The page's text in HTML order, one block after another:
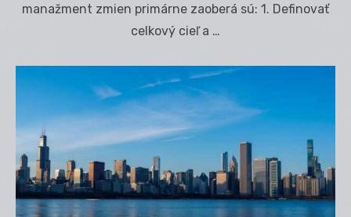
manažment zmien primárne zaoberá sú: 1. Definovať
celkový cieľ a …